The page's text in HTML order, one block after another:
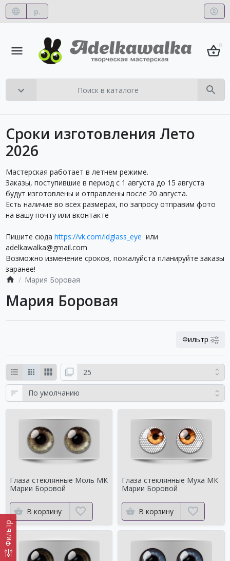
р.
0
Фильтр
Сроки изготовления Лето
2026
Мастерская работает в летнем режиме.
Заказы, поступившие в период с 1 августа до 15 августа
будут изготовлены и отправлены после 20 августа.
Есть наличие во всех размерах, по запросу отправим фото
на вашу почту или вконтакте
Пишите сюда https://vk.com/idglass_eye или
adelkawalka@gmail.com
Возможно изменение сроков, пожалуйста планируйте заказы
заранее!
Мария Боровая
Мария Боровая
Фильтр
Глаза стеклянные Моль МК
Марии Боровой
В корзину
Глаза стеклянные Муха МК
Марии Боровой
В корзину